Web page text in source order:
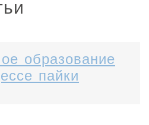
образование
пайки